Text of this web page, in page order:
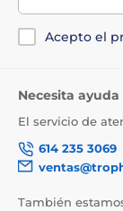
Acepto el
Necesita ayuda
El servicio de
614 235 3069
También